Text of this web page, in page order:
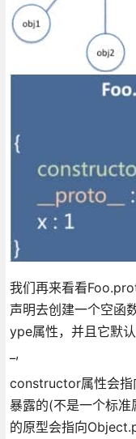
我们再来看看
声明去创建一个空函
ype属性，并且它默
_,
constructor属性会指
暴露的(不是一个标
的原型会指向